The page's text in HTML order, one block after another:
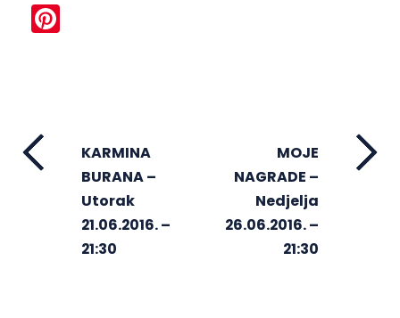
KARMINA
BURANA –
Utorak
21.06.2016. –
21:30
MOJE
NAGRADE –
Nedjelja
26.06.2016. –
21:30